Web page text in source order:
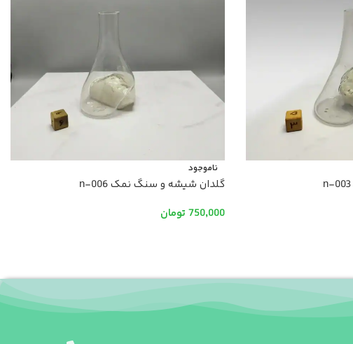
ناموجود
گلدان شیشه و سنگ نمک n-006
750,000 تومان